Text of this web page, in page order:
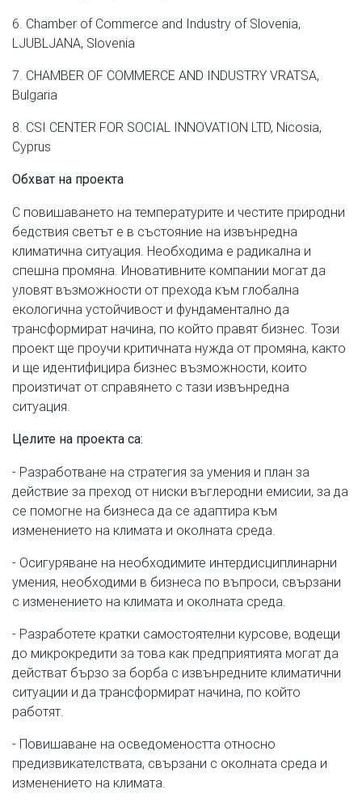
6. Chamber of Commerce and Industry of Slovenia,
LJUBLJANA, Slovenia
7. CHAMBER OF COMMERCE AND INDUSTRY VRATSA,
Bulgaria
8. CSI CENTER FOR SOCIAL INNOVATION LTD, Nicosia,
Cyprus
Обхват на проекта
С повишаването на температурите и честите природни
бедствия светът е в състояние на извънредна
климатична ситуация. Необходима е радикална и
спешна промяна. Иновативните компании могат да
уловят възможности от прехода към глобална
екологична устойчивост и фундаментално да
трансформират начина, по който правят бизнес. Този
проект ще проучи критичната нужда от промяна, както
и ще идентифицира бизнес възможности, които
произтичат от справянето с тази извънредна
ситуация.
Целите на проекта са:
- Разработване на стратегия за умения и план за
действие за преход от ниски въглеродни емисии, за да
се помогне на бизнеса да се адаптира към
изменението на климата и околната среда.
- Осигуряване на необходимите интердисциплинарни
умения, необходими в бизнеса по въпроси, свързани
с изменението на климата и околната среда.
- Разработете кратки самостоятелни курсове, водещи
до микрокредити за това как предприятията могат да
действат бързо за борба с извънредните климатични
ситуации и да трансформират начина, по който
работят.
- Повишаване на осведомеността относно
предизвикателствата, свързани с околната среда и
изменението на климата.